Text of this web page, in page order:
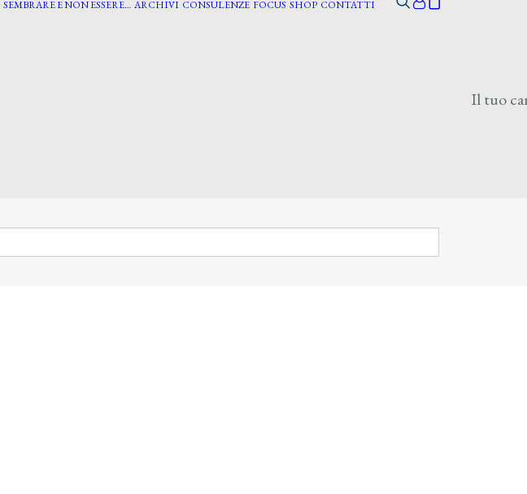
SEMBRARE E NON ESSERE… ARCHIVI CONSULENZE FOCUS SHOP CONTATTI
Il tuo